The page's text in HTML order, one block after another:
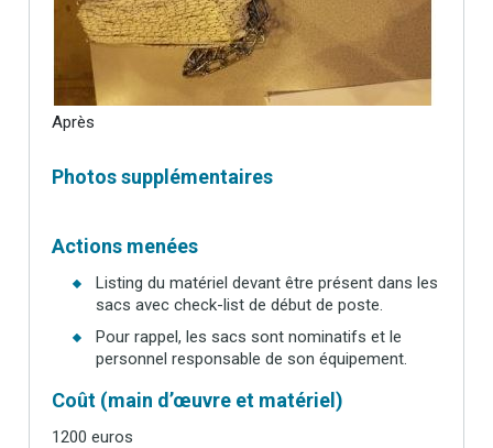
Après
Photos supplémentaires
Actions menées
Listing du matériel devant être présent dans les
sacs avec check-list de début de poste.
Pour rappel, les sacs sont nominatifs et le
personnel responsable de son équipement.
Coût (main d’œuvre et matériel)
1200 euros